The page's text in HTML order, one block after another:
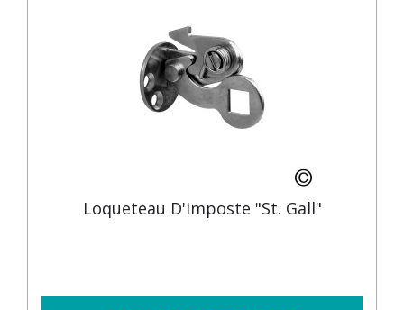
Loqueteau D'imposte "St. Gall"